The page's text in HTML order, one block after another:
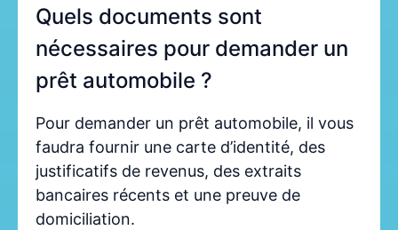
Quels documents sont
nécessaires pour demander un
prêt automobile ?
Pour demander un prêt automobile, il vous
faudra fournir une carte d’identité, des
justificatifs de revenus, des extraits
bancaires récents et une preuve de
domiciliation.